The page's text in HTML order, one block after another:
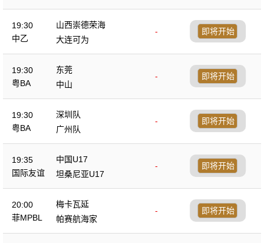
19:30
中乙
山西崇德荣海
-
大连可为
即将开始
19:30
粤BA
东莞
-
中山
即将开始
19:30
粤BA
深圳队
-
广州队
即将开始
19:35
国际友谊
中国U17
-
坦桑尼亚U17
即将开始
20:00
菲MPBL
梅卡瓦延
-
帕赛航海家
即将开始